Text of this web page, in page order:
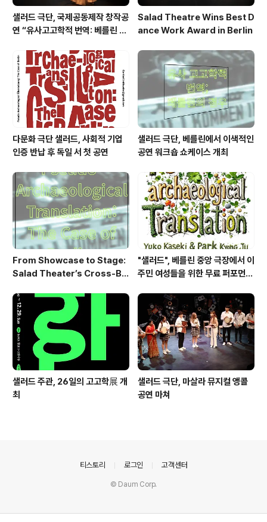
샐러드 극단, 국제공동제작 창작공
연 “유사고고학적 번역: 베를린 사
Salad Theatre Wins Best D
ance Work Award in Berlin
다문화 극단 샐러드, 사회적 기업
인증 반납 후 독일 서 첫 공연
샐러드 극단, 베를린에서 이색적인
공연 워크숍 쇼케이스 개최
From Showcase to Stage:
Salad Theater’s Cross-Bo
o Berlin 2026
"샐러드", 베를린 중앙 극장에서 이
주민 여성들을 위한 무료 퍼포먼스
샐러드 주관, 26일의 고고학展 개
최
샐러드 극단, 마살라 뮤지컬 앵콜
공연 마쳐
티스토리 로그인 고객센터
© Daum Corp.